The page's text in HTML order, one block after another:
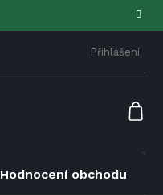
Přihlášení
Hodnocení obchodu